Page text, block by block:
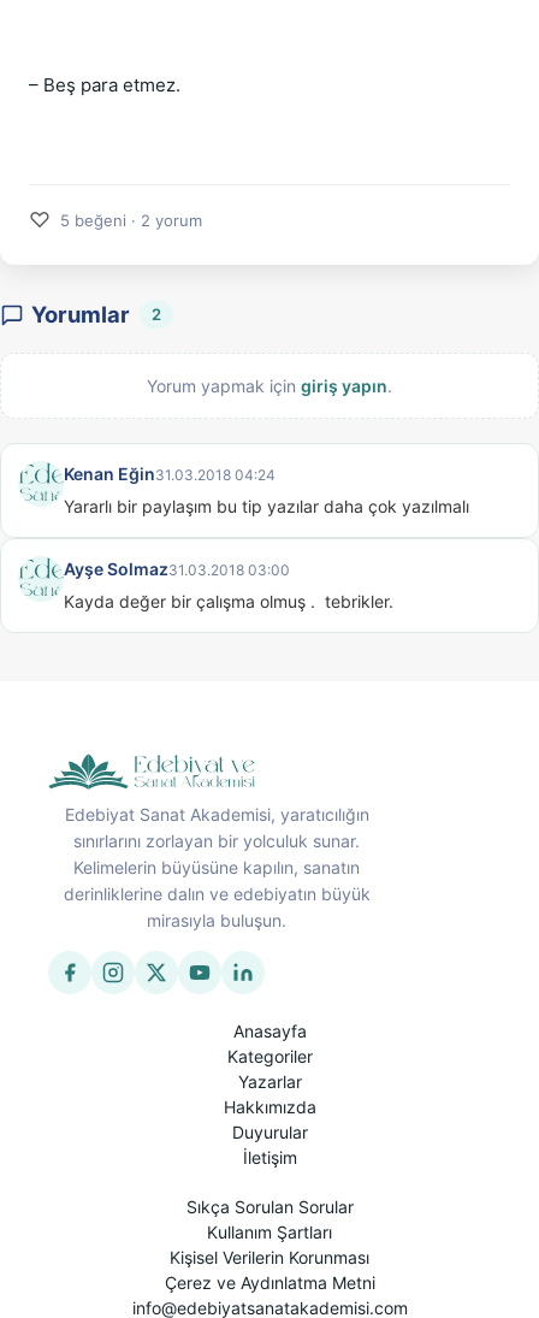
– Beş para etmez.
♡ 5 beğeni · 2 yorum
Yorumlar 2
Yorum yapmak için giriş yapın.
Kenan Eğin31.03.2018 04:24
Yararlı bir paylaşım bu tip yazılar daha çok yazılmalı
Ayşe Solmaz31.03.2018 03:00
Kayda değer bir çalışma olmuş .  tebrikler.
Edebiyat Sanat Akademisi, yaratıcılığın
sınırlarını zorlayan bir yolculuk sunar.
Kelimelerin büyüsüne kapılın, sanatın
derinliklerine dalın ve edebiyatın büyük
mirasıyla buluşun.
Anasayfa
Kategoriler
Yazarlar
Hakkımızda
Duyurular
İletişim
Sıkça Sorulan Sorular
Kullanım Şartları
Kişisel Verilerin Korunması
Çerez ve Aydınlatma Metni
info@edebiyatsanatakademisi.com